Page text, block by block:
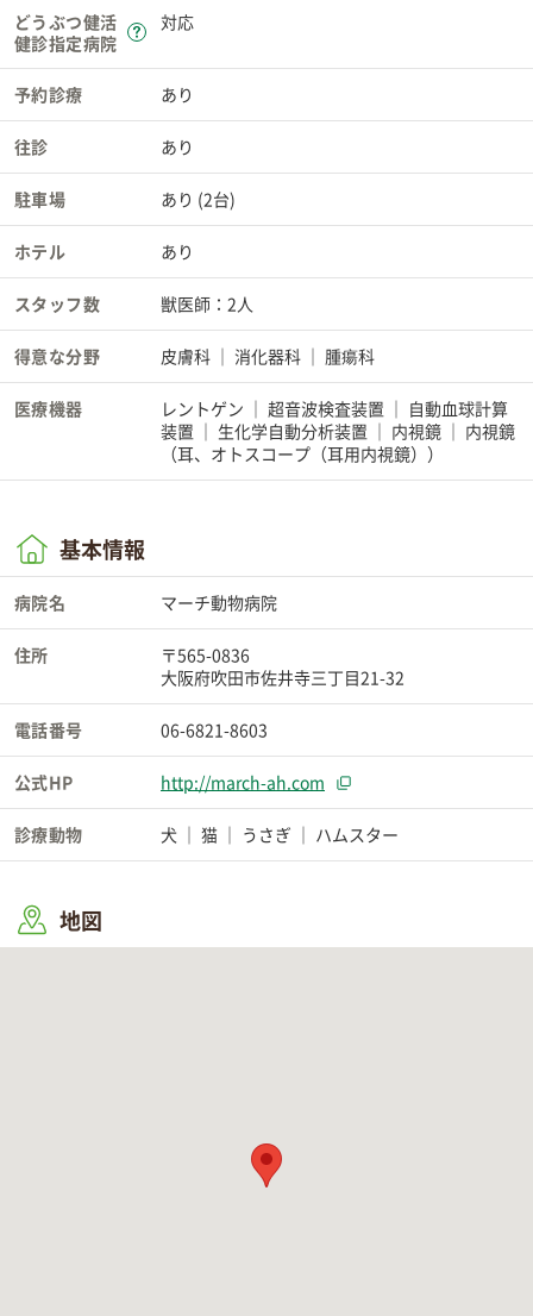
どうぶつ健活
健診指定病院
対応
予約診療 あり
往診 あり
駐車場 あり (2台)
ホテル あり
スタッフ数 獣医師：2人
得意な分野 皮膚科 消化器科 腫瘍科
医療機器 レントゲン 超音波検査装置
自動血球計算
装置
生化学自動分析装置 内視鏡
内視鏡
（耳、オトスコープ（耳用内視鏡））
基本情報
病院名 マーチ動物病院
住所
〒565-0836
大阪府吹田市佐井寺三丁目21-32
電話番号 06-6821-8603
公式HP http://march-ah.com
診療動物 犬 猫 うさぎ ハムスター
地図